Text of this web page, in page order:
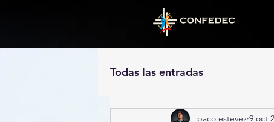
Todas las entradas
paco estevez 9 oct